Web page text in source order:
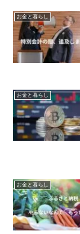
お金と暮らし
お金と暮らし
お金と暮らし